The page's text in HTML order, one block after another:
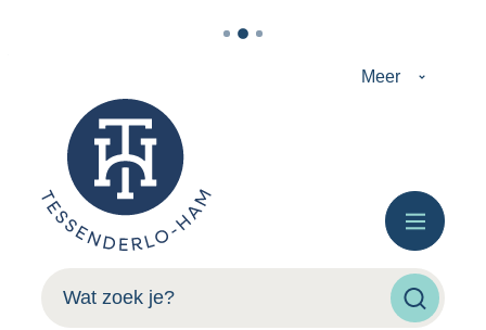
Meer
Tessenderlo-Ham
Zoeken
Menu